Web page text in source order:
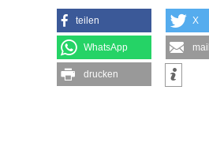
teilen X
WhatsApp mail
drucken